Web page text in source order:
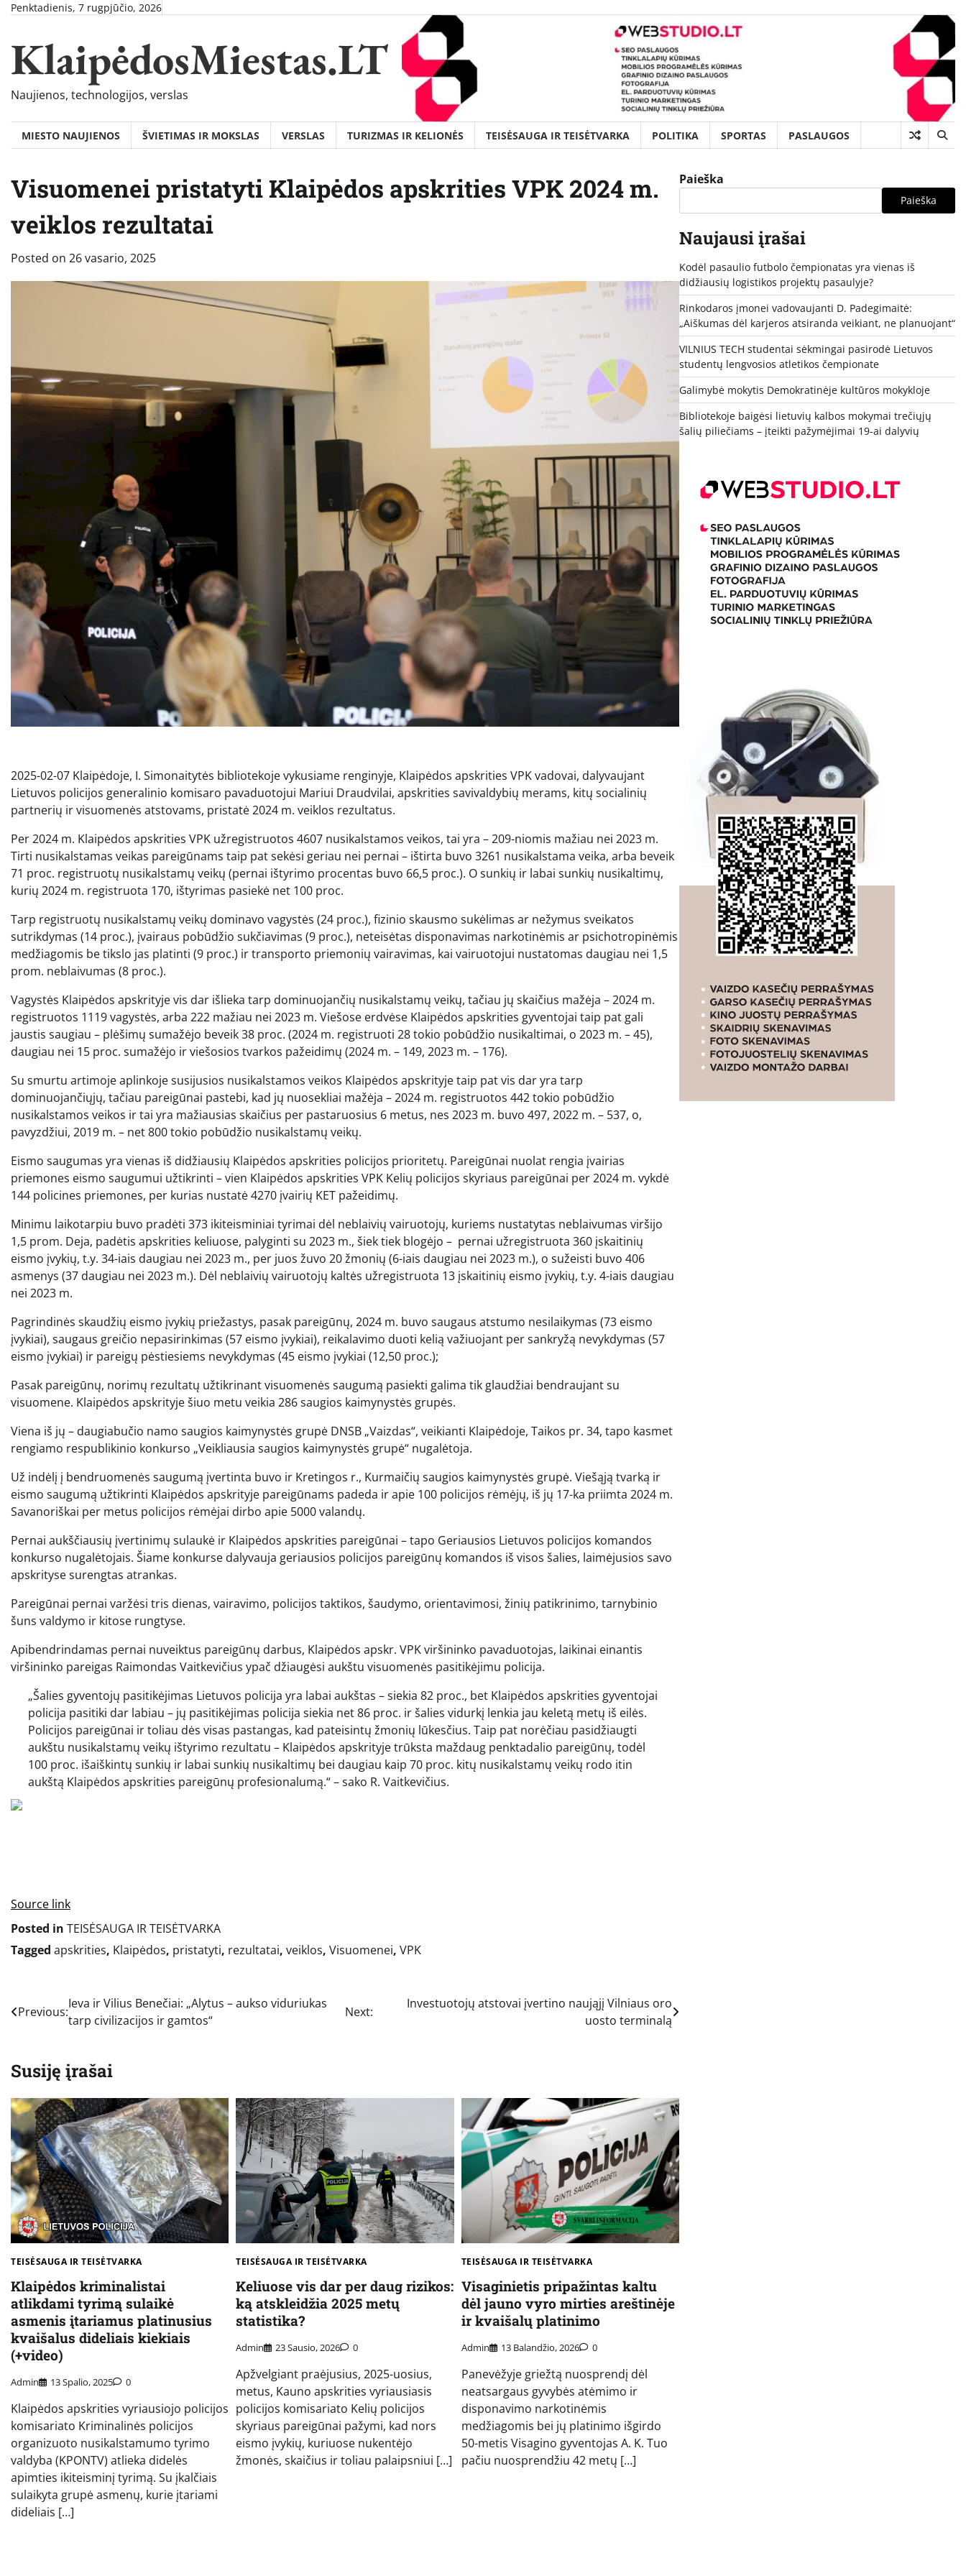
Skip
content
Penktadienis, 7 rugpjūčio, 2026
KlaipėdosMiestas.LT
Naujienos, technologijos, verslas
MIESTO NAUJIENOS ŠVIETIMAS IR MOKSLAS VERSLAS TURIZMAS IR KELIONĖS TEISĖSAUGA IR TEISĖTVARKA POLITIKA SPORTAS PASLAUGOS
Visuomenei pristatyti Klaipėdos apskrities VPK 2024 m.
veiklos rezultatai
Posted on 26 vasario, 2025
2025-02-07 Klaipėdoje, I. Simonaitytės bibliotekoje vykusiame renginyje, Klaipėdos apskrities VPK vadovai, dalyvaujant
Lietuvos policijos generalinio komisaro pavaduotojui Mariui Draudvilai, apskrities savivaldybių merams, kitų socialinių
partnerių ir visuomenės atstovams, pristatė 2024 m. veiklos rezultatus.
Per 2024 m. Klaipėdos apskrities VPK užregistruotos 4607 nusikalstamos veikos, tai yra – 209-niomis mažiau nei 2023 m.
Tirti nusikalstamas veikas pareigūnams taip pat sekėsi geriau nei pernai – ištirta buvo 3261 nusikalstama veika, arba beveik
71 proc. registruotų nusikalstamų veikų (pernai ištyrimo procentas buvo 66,5 proc.). O sunkių ir labai sunkių nusikaltimų,
kurių 2024 m. registruota 170, ištyrimas pasiekė net 100 proc.
Tarp registruotų nusikalstamų veikų dominavo vagystės (24 proc.), fizinio skausmo sukėlimas ar nežymus sveikatos
sutrikdymas (14 proc.), įvairaus pobūdžio sukčiavimas (9 proc.), neteisėtas disponavimas narkotinėmis ar psichotropinėmis
medžiagomis be tikslo jas platinti (9 proc.) ir transporto priemonių vairavimas, kai vairuotojui nustatomas daugiau nei 1,5
prom. neblaivumas (8 proc.).
Vagystės Klaipėdos apskrityje vis dar išlieka tarp dominuojančių nusikalstamų veikų, tačiau jų skaičius mažėja – 2024 m.
registruotos 1119 vagystės, arba 222 mažiau nei 2023 m. Viešose erdvėse Klaipėdos apskrities gyventojai taip pat gali
jaustis saugiau – plėšimų sumažėjo beveik 38 proc. (2024 m. registruoti 28 tokio pobūdžio nusikaltimai, o 2023 m. – 45),
daugiau nei 15 proc. sumažėjo ir viešosios tvarkos pažeidimų (2024 m. – 149, 2023 m. – 176).
Su smurtu artimoje aplinkoje susijusios nusikalstamos veikos Klaipėdos apskrityje taip pat vis dar yra tarp
dominuojančiųjų, tačiau pareigūnai pastebi, kad jų nuosekliai mažėja – 2024 m. registruotos 442 tokio pobūdžio
nusikalstamos veikos ir tai yra mažiausias skaičius per pastaruosius 6 metus, nes 2023 m. buvo 497, 2022 m. – 537, o,
pavyzdžiui, 2019 m. – net 800 tokio pobūdžio nusikalstamų veikų.
Eismo saugumas yra vienas iš didžiausių Klaipėdos apskrities policijos prioritetų. Pareigūnai nuolat rengia įvairias
priemones eismo saugumui užtikrinti – vien Klaipėdos apskrities VPK Kelių policijos skyriaus pareigūnai per 2024 m. vykdė
144 policines priemones, per kurias nustatė 4270 įvairių KET pažeidimų.
Minimu laikotarpiu buvo pradėti 373 ikiteisminiai tyrimai dėl neblaivių vairuotojų, kuriems nustatytas neblaivumas viršijo
1,5 prom. Deja, padėtis apskrities keliuose, palyginti su 2023 m., šiek tiek blogėjo – pernai užregistruota 360 įskaitinių
eismo įvykių, t.y. 34-iais daugiau nei 2023 m., per juos žuvo 20 žmonių (6-iais daugiau nei 2023 m.), o sužeisti buvo 406
asmenys (37 daugiau nei 2023 m.). Dėl neblaivių vairuotojų kaltės užregistruota 13 įskaitinių eismo įvykių, t.y. 4-iais daugiau
nei 2023 m.
Pagrindinės skaudžių eismo įvykių priežastys, pasak pareigūnų, 2024 m. buvo saugaus atstumo nesilaikymas (73 eismo
įvykiai), saugaus greičio nepasirinkimas (57 eismo įvykiai), reikalavimo duoti kelią važiuojant per sankryžą nevykdymas (57
eismo įvykiai) ir pareigų pėstiesiems nevykdymas (45 eismo įvykiai (12,50 proc.);
Pasak pareigūnų, norimų rezultatų užtikrinant visuomenės saugumą pasiekti galima tik glaudžiai bendraujant su
visuomene. Klaipėdos apskrityje šiuo metu veikia 286 saugios kaimynystės grupės.
Viena iš jų – daugiabučio namo saugios kaimynystės grupė DNSB „Vaizdas“, veikianti Klaipėdoje, Taikos pr. 34, tapo kasmet
rengiamo respublikinio konkurso „Veikliausia saugios kaimynystės grupė“ nugalėtoja.
Už indėlį į bendruomenės saugumą įvertinta buvo ir Kretingos r., Kurmaičių saugios kaimynystės grupė. Viešąją tvarką ir
eismo saugumą užtikrinti Klaipėdos apskrityje pareigūnams padeda ir apie 100 policijos rėmėjų, iš jų 17-ka priimta 2024 m.
Savanoriškai per metus policijos rėmėjai dirbo apie 5000 valandų.
Pernai aukščiausių įvertinimų sulaukė ir Klaipėdos apskrities pareigūnai – tapo Geriausios Lietuvos policijos komandos
konkurso nugalėtojais. Šiame konkurse dalyvauja geriausios policijos pareigūnų komandos iš visos šalies, laimėjusios savo
apskrityse surengtas atrankas.
Pareigūnai pernai varžėsi tris dienas, vairavimo, policijos taktikos, šaudymo, orientavimosi, žinių patikrinimo, tarnybinio
šuns valdymo ir kitose rungtyse.
Apibendrindamas pernai nuveiktus pareigūnų darbus, Klaipėdos apskr. VPK viršininko pavaduotojas, laikinai einantis
viršininko pareigas Raimondas Vaitkevičius ypač džiaugėsi aukštu visuomenės pasitikėjimu policija.
„Šalies gyventojų pasitikėjimas Lietuvos policija yra labai aukštas – siekia 82 proc., bet Klaipėdos apskrities gyventojai
policija pasitiki dar labiau – jų pasitikėjimas policija siekia net 86 proc. ir šalies vidurkį lenkia jau keletą metų iš eilės.
Policijos pareigūnai ir toliau dės visas pastangas, kad pateisintų žmonių lūkesčius. Taip pat norėčiau pasidžiaugti
aukštu nusikalstamų veikų ištyrimo rezultatu – Klaipėdos apskrityje trūksta maždaug penktadalio pareigūnų, todėl
100 proc. išaiškintų sunkių ir labai sunkių nusikaltimų bei daugiau kaip 70 proc. kitų nusikalstamų veikų rodo itin
aukštą Klaipėdos apskrities pareigūnų profesionalumą.“ – sako R. Vaitkevičius.
Source link
Posted in TEISĖSAUGA IR TEISĖTVARKA
Tagged apskrities, Klaipėdos, pristatyti, rezultatai, veiklos, Visuomenei, VPK
Navigacija
įrašų
Previous:
Ieva ir Vilius Benečiai: „Alytus – aukso viduriukas
tarp civilizacijos ir gamtos“
Next:
Investuotojų atstovai įvertino naująjį Vilniaus oro
uosto terminalą
Susiję įrašai
TEISĖSAUGA IR TEISĖTVARKA
Klaipėdos kriminalistai
atlikdami tyrimą sulaikė
asmenis įtariamus platinusius
kvaišalus dideliais kiekiais
(+video)
Admin 13 Spalio, 2025 0
Klaipėdos apskrities vyriausiojo policijos
komisariato Kriminalinės policijos
organizuoto nusikalstamumo tyrimo
valdyba (KPONTV) atlieka didelės
apimties ikiteisminį tyrimą. Su įkalčiais
sulaikyta grupė asmenų, kurie įtariami
dideliais […]
TEISĖSAUGA IR TEISĖTVARKA
Keliuose vis dar per daug rizikos:
ką atskleidžia 2025 metų
statistika?
Admin 23 Sausio, 2026 0
Apžvelgiant praėjusius, 2025-uosius,
metus, Kauno apskrities vyriausiasis
policijos komisariato Kelių policijos
skyriaus pareigūnai pažymi, kad nors
eismo įvykių, kuriuose nukentėjo
žmonės, skaičius ir toliau palaipsniui […]
TEISĖSAUGA IR TEISĖTVARKA
Visaginietis pripažintas kaltu
dėl jauno vyro mirties areštinėje
ir kvaišalų platinimo
Admin 13 Balandžio, 2026 0
Panevėžyje griežtą nuosprendį dėl
neatsargaus gyvybės atėmimo ir
disponavimo narkotinėmis
medžiagomis bei jų platinimo išgirdo
50-metis Visagino gyventojas A. K. Tuo
pačiu nuosprendžiu 42 metų […]
Paieška
Paieška
Naujausi įrašai
Kodėl pasaulio futbolo čempionatas yra vienas iš
didžiausių logistikos projektų pasaulyje?
Rinkodaros įmonei vadovaujanti D. Padegimaitė:
„Aiškumas dėl karjeros atsiranda veikiant, ne planuojant“
VILNIUS TECH studentai sėkmingai pasirodė Lietuvos
studentų lengvosios atletikos čempionate
Galimybė mokytis Demokratinėje kultūros mokykloje
Bibliotekoje baigėsi lietuvių kalbos mokymai trečiųjų
šalių piliečiams – įteikti pažymėjimai 19-ai dalyvių